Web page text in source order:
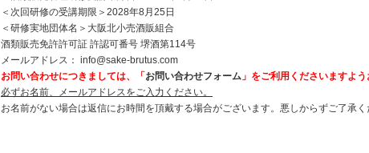
＜次回研修の受講期限＞2028年8月25日
＜研修実地団体名＞大阪北小売酒販組合
酒類販売免許許可証 許認可番号 堺酒第114号
メールアドレス： info@sake-brutus.com
お問い合わせにつきましては、「お問い合わせフォーム 」をご利用くださいますよう
必ずお名前、メールアドレスをご入力ください。
お名前がない場合は返信にお時間を頂戴する場合がございます。悪しからずご了承く